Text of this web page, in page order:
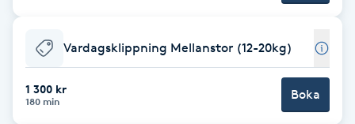
Brynfärgning
Brynplockning
Vardagsklippning Mellanstor (12-20kg)
1 300 kr
180 min Boka